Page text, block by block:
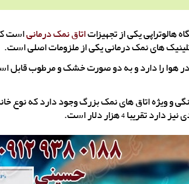
هالوتراپی یکی از تجهیزاتاتاق نمک درمانیاست
های نمک درمانی یکی از ملزومات اصلی است.
هوا را دارد و به دو صورت خشک و مرطوب قابل
4 هزار دلار است.